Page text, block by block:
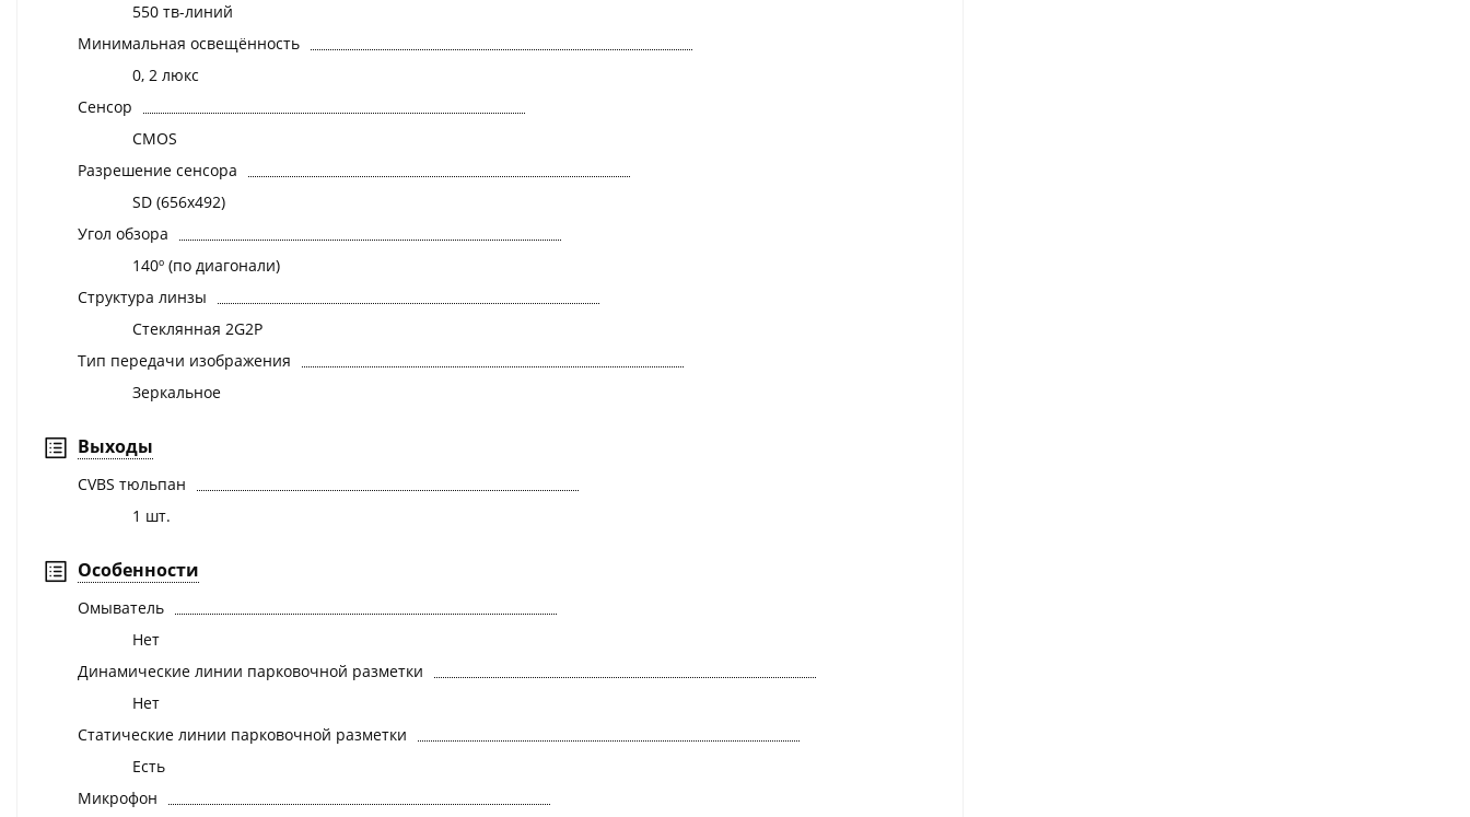
550 тв-линий
Минимальная освещённость
0, 2 люкс
Сенсор
CMOS
Разрешение сенсора
SD (656x492)
Угол обзора
140º (по диагонали)
Структура линзы
Стеклянная 2G2P
Тип передачи изображения
Зеркальное
Выходы
CVBS тюльпан
1 шт.
Особенности
Омыватель
Нет
Динамические линии парковочной разметки
Нет
Статические линии парковочной разметки
Есть
Микрофон